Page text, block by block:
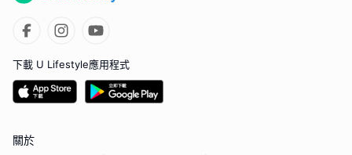
下載 U Lifestyle應用程式
關於